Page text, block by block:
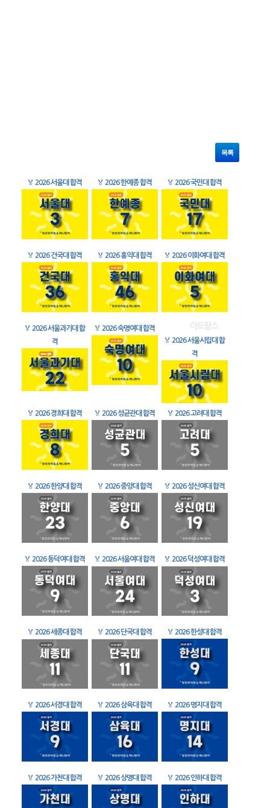
목록
🏅 2026 서울대 합격 🏅 2026 한예종 합격 🏅 2026 국민대 합격
🏅 2026 건국대 합격 🏅 2026 홍익대 합격 🏅 2026 이화여대 합격
🏅 2026 서울과기대 합
격
🏅 2026 숙명여대 합격
🏅 2026 서울시립대 합
격
🏅 2026 경희대 합격 🏅 2026 성균관대 합격 🏅 2026 고려대 합격
🏅 2026 한양대 합격 🏅 2026 중앙대 합격 🏅 2026 성신여대 합격
🏅 2026 동덕여대 합격 🏅 2026 서울여대 합격 🏅 2026 덕성여대 합격
🏅 2026 세종대 합격 🏅 2026 단국대 합격 🏅 2026 한성대 합격
🏅 2026 서경대 합격 🏅 2026 삼육대 합격 🏅 2026 명지대 합격
🏅 2026 가천대 합격 🏅 2026 상명대 합격 🏅 2026 인하대 합격